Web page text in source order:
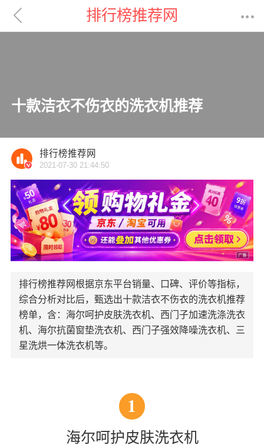
 排行榜推荐网 
十款洁衣不伤衣的洗衣机推荐

排行榜推荐网
2021-07-30 21:44:50
排行榜推荐网根据京东平台销量、口碑、评价等指标，
综合分析对比后，甄选出十款洁衣不伤衣的洗衣机推荐
榜单，含：海尔呵护皮肤洗衣机、西门子加速洗涤洗衣
机、海尔抗菌窗垫洗衣机、西门子强效降噪洗衣机、三
星洗烘一体洗衣机等。
1
海尔呵护皮肤洗衣机